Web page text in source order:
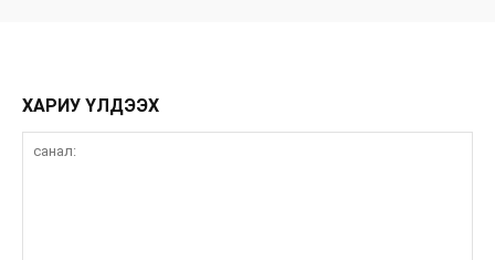
ХАРИУ ҮЛДЭЭХ